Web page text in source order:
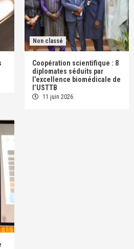
Non classé
Coopération scientifique : 8
diplomates séduits par
l’excellence biomédicale de
l’USTTB
11 juin 2026